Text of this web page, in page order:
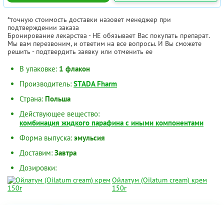
*точную стоимость доставки назовет менеджер при
подтверждении заказа
Бронирование лекарства - НЕ обязывает Вас покупать препарат.
Мы вам перезвоним, и ответим на все вопросы. И Вы сможете
решить - подтвердить заявку или отменить ее
В упаковке: 1 флакон
Производитель: STADA Fharm
Страна: Польша
Действующее вещество:
комбинация жидкого парафина с иными компонентами
Форма выпуска: эмульсия
Доставим: Завтра
Дозировки:
Ойлатум (Oilatum cream) крем
150г